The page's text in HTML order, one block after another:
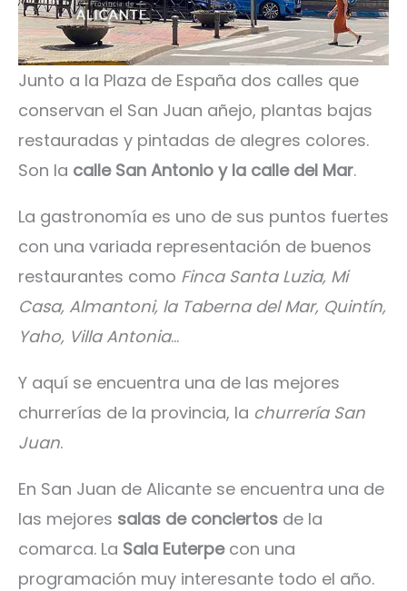
Junto a la Plaza de España dos calles que
conservan el San Juan añejo, plantas bajas
restauradas y pintadas de alegres colores.
Son la calle San Antonio y la calle del Mar.
La gastronomía es uno de sus puntos fuertes
con una variada representación de buenos
restaurantes como Finca Santa Luzia, Mi
Casa, Almantoni, la Taberna del Mar, Quintín,
Yaho, Villa Antonia…
Y aquí se encuentra una de las mejores
churrerías de la provincia, la churrería San
Juan.
En San Juan de Alicante se encuentra una de
las mejores salas de conciertos de la
comarca. La Sala Euterpecon una
programación muy interesante todo el año.